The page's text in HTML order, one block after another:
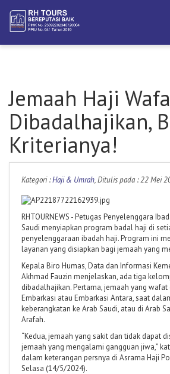
Jemaah Haji
Dibadalhajikan,
Kriterianya!
Kategori :Haji & Umrah, Ditulis pada : 22 Mei
RHTOURNEWS - Petugas Penyelenggara
Saudi menyiapkan program badal haji di
penyelenggaraan ibadah haji. Program ini
layanan yang disiapkan bagi jemaah yang
Kepala Biro Humas, Data dan Informasi
Akhmad Fauzin menjelaskan, ada tiga
dibadalhajikan. Pertama, jemaah yang wafat
Embarkasi atau Embarkasi Antara, saat
keberangkatan ke Arab Saudi, atau di Arab
Arafah.
“Kedua, jemaah yang sakit dan tidak dapat
jemaah yang mengalami gangguan jiwa,”
dalam keterangan persnya di Asrama Haji
Selasa (14/5/2024).